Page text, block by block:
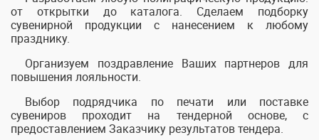
от открытки до каталога. Сделаем подборку
сувенирной продукции с нанесением к любому
празднику.
Организуем поздравление Ваших партнеров для
повышения лояльности.
Выбор подрядчика по печати или поставке
сувениров проходит на тендерной основе, с
предоставлением Заказчику результатов тендера.